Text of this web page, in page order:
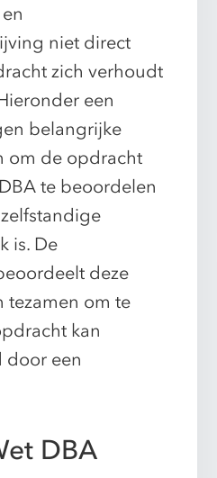
niet direct
zich verhoudt
een
belangrijke
om de opdracht
te beoordelen
is. De
deze
om te
kan
een
DBA